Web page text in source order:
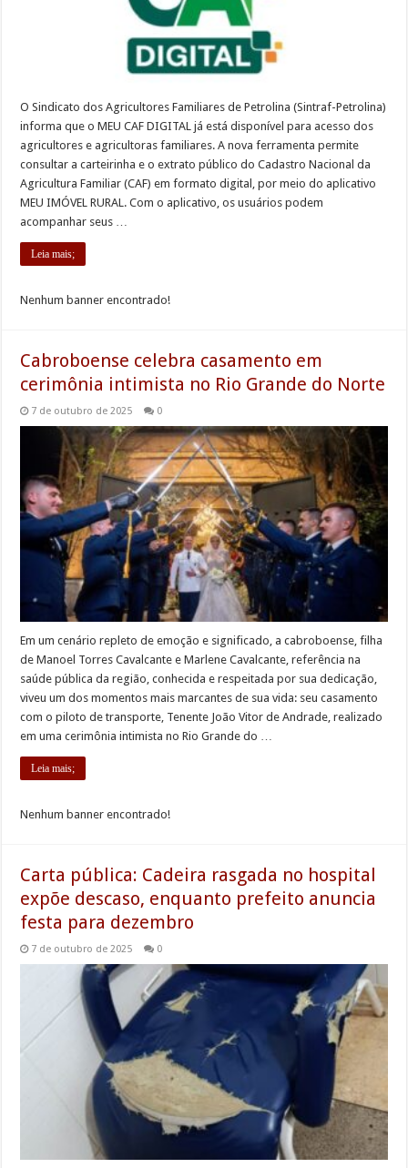
O Sindicato dos Agricultores Familiares de Petrolina (Sintraf-Petrolina)
informa que o MEU CAF DIGITAL já está disponível para acesso dos
agricultores e agricultoras familiares. A nova ferramenta permite
consultar a carteirinha e o extrato público do Cadastro Nacional da
Agricultura Familiar (CAF) em formato digital, por meio do aplicativo
MEU IMÓVEL RURAL. Com o aplicativo, os usuários podem
acompanhar seus …
Leia mais;
Nenhum banner encontrado!
Cabroboense celebra casamento em
cerimônia intimista no Rio Grande do Norte
7 de outubro de 2025 0
Em um cenário repleto de emoção e significado, a cabroboense, filha
de Manoel Torres Cavalcante e Marlene Cavalcante, referência na
saúde pública da região, conhecida e respeitada por sua dedicação,
viveu um dos momentos mais marcantes de sua vida: seu casamento
com o piloto de transporte, Tenente João Vitor de Andrade, realizado
em uma cerimônia intimista no Rio Grande do …
Leia mais;
Nenhum banner encontrado!
Carta pública: Cadeira rasgada no hospital
expõe descaso, enquanto prefeito anuncia
festa para dezembro
7 de outubro de 2025 0